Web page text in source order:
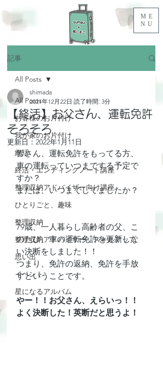
ME
NU
記事
All Posts
お客様のお片付け
我が家のお片付け
終活
終活・エンディングノート講座
整理収納アドバイザー向け講座
ひとりごと、趣味
整理収納
整理収納アドバイザー スキルアップ
思い出
イベント
星になるアルバム
All Posts
【終活】お父さん、運転免許
そろそろ
shimada
2021年12月22日 読了時間: 3分
更新日： 2022年1月11日
皆さん、運転免許をもってる方、
車の運転っていつまでする予定で
すか？
または、いつまでしてましたか？
79歳、一人暮らし高齢者の父、こ
のたび、車の運転免許を更新しな
い決断をしました！！
つまり、免許の返納、免許を手放
すということです。
やー！！お父さん、えらいっ！！
よく決断した！英断だと思うよ！